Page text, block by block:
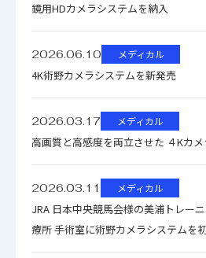
カメラヘッド
以下
外形寸法
CCU：
W170×H66×D
鏡用HDカメラシステムを納入
2026.06.10 メディカル
4K術野カメラシステムを新発売
2026.03.17 メディカル
高画質と高感度を両立させた ４Kカ
2026.03.11 メディカル
JRA 日本中央競馬会様の美浦トレー
療所 手術室に術野カメラシステムを